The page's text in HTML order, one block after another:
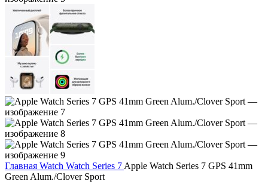
Главная Watch Watch Series 7 Apple Watch Series 7 GPS 41mm
Green Alum./Clover Sport